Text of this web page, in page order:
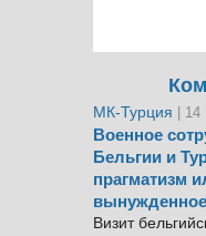
МК-Турция |
Военное
Бельгии и
прагматизм
Визит